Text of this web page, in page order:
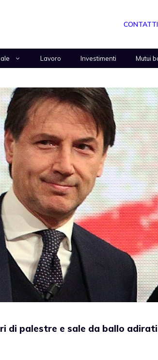
CONTATTI
Lavoro Investimenti Mutui
di palestre e sale da ballo adirati